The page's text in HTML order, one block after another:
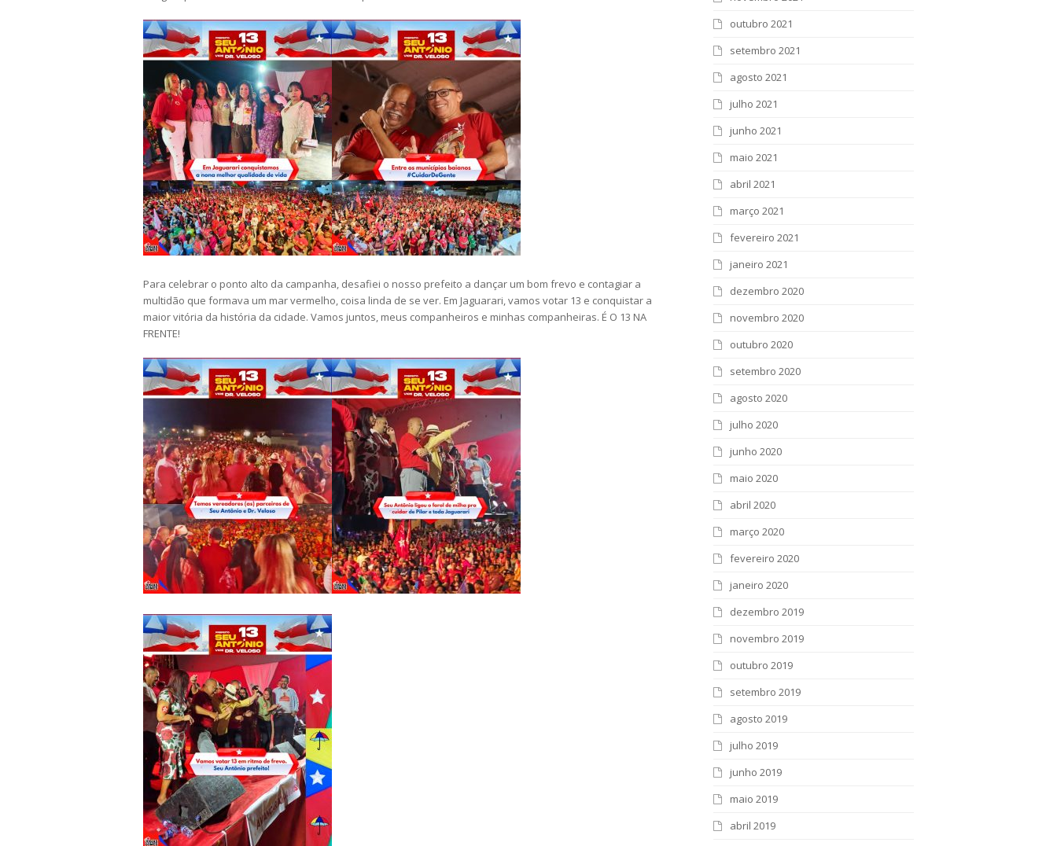
Para celebrar o ponto alto da campanha, desafiei o nosso prefeito a dançar um bom frevo e contagiar a
multidão que formava um mar vermelho, coisa linda de se ver. Em Jaguarari, vamos votar 13 e conquistar a
maior vitória da história da cidade. Vamos juntos, meus companheiros e minhas companheiras. É O 13 NA
FRENTE!
outubro 2021
setembro 2021
agosto 2021
julho 2021
junho 2021
maio 2021
abril 2021
março 2021
fevereiro 2021
janeiro 2021
dezembro 2020
novembro 2020
outubro 2020
setembro 2020
agosto 2020
julho 2020
junho 2020
maio 2020
abril 2020
março 2020
fevereiro 2020
janeiro 2020
dezembro 2019
novembro 2019
outubro 2019
setembro 2019
agosto 2019
julho 2019
junho 2019
maio 2019
abril 2019